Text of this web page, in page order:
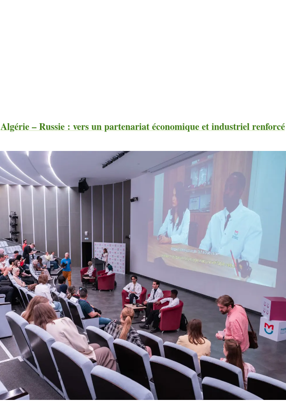
Algérie – Russie : vers un partenariat économique et industriel renforcé